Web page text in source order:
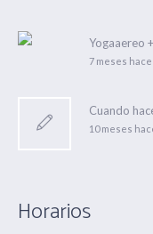
Yogaaereo
7 meses hace
Cuando
10 meses
Horarios